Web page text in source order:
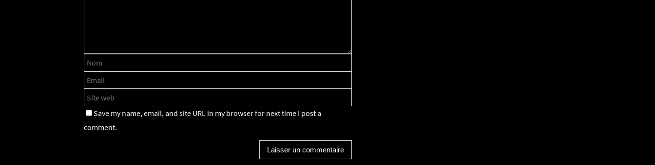
Save my name, email, and site URL in my browser for next time I post a
comment.